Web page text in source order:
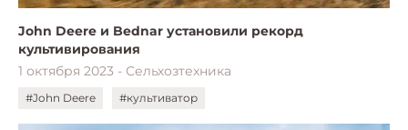
John Deere и Bednar установили рекорд
культивирования
1 октября 2023 - Сельхозтехника
#John Deere #культиватор